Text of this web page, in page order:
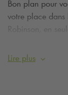
Bon plan pour
votre place dans
Robinson, en
stationner en
Lire plus